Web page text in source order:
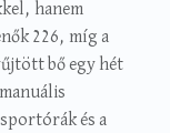
hanem
226, míg a
bő egy hét
és a